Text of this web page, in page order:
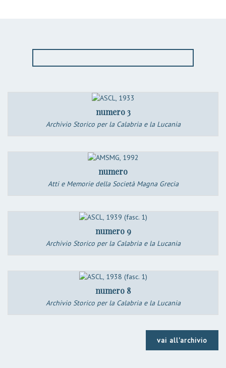
numero 3
Archivio Storico per la Calabria e la Lucania
numero
Atti e Memorie della Società Magna Grecia
numero 9
Archivio Storico per la Calabria e la Lucania
numero 8
Archivio Storico per la Calabria e la Lucania
vai all'archivio